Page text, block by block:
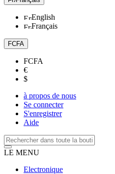
English
Français
FCFA
FCFA
€
$
à propos de nous
Se connecter
S'enregistrer
Aide
LE MENU
Electronique